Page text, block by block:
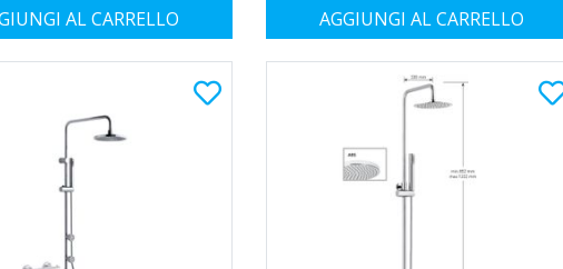
AL CARRELLO AGGIUNGI AL CARRELLO